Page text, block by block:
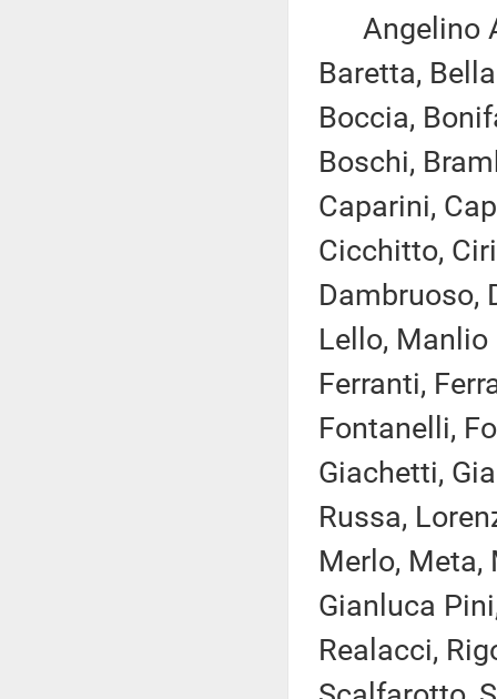
Angelino
Baretta,
Boccia,
Boschi,
Caparini,
Cicchitto,
Dambruoso,
Lello, Manlio
Ferranti,
Fontanelli,
Giachetti,
Russa,
Merlo, Meta,
Gianluca
Realacci,